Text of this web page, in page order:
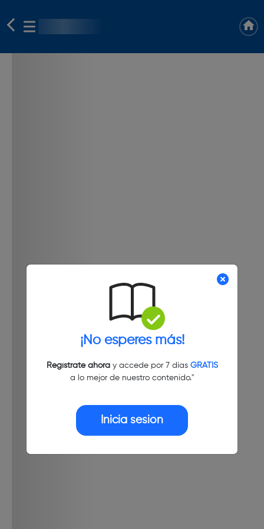
¡No esperes más!
Regístrate ahoray accede por 7 días GRATIS
a lo mejor de nuestro contenido."
Inicia sesión